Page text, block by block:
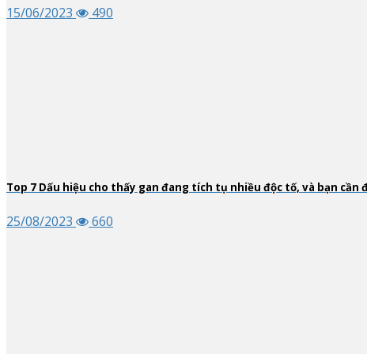
15/06/2023 490
Top 7 Dấu hiệu cho thấy gan đang tích tụ nhiều độc tố, và bạn cần
25/08/2023 660